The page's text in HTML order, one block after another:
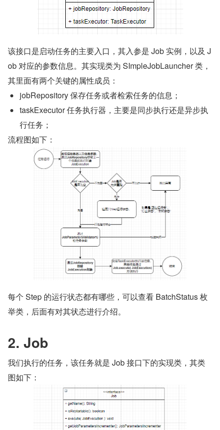
该接口是启动任务的主要入口，其入参是 Job 实例，以及 J
ob 对应的参数信息。其实现类为 SImpleJobLauncher 类，
其里面有两个关键的属性成员：
jobRepository 保存任务或者检索任务的信息；
taskExecutor 任务执行器，主要是同步执行还是异步执
行任务；
流程图如下：
每个 Step 的运行状态都有哪些，可以查看 BatchStatus 枚
举类，后面有对其状态进行介绍。
2. Job
我们执行的任务，该任务就是 Job 接口下的实现类，其类
图如下：